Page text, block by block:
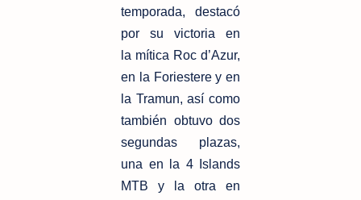
temporada, destacó
por su victoria en
la mítica Roc d’Azur,
en la Foriestere y en
la Tramun, así como
también obtuvo dos
segundas plazas,
una en la 4 Islands
MTB y la otra en